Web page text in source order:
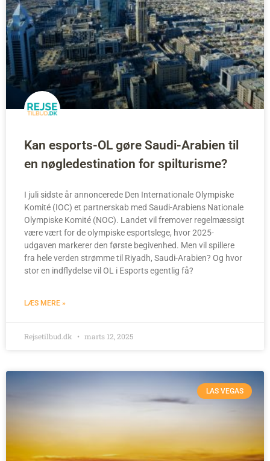
Kan esports-OL gøre Saudi-Arabien til
en nøgledestination for spilturisme?
I juli sidste år annoncerede Den Internationale Olympiske
Komité (IOC) et partnerskab med Saudi-Arabiens Nationale
Olympiske Komité (NOC). Landet vil fremover regelmæssigt
være vært for de olympiske esportslege, hvor 2025-
udgaven markerer den første begivenhed. Men vil spillere
fra hele verden strømme til Riyadh, Saudi-Arabien? Og hvor
stor en indflydelse vil OL i Esports egentlig få?
LÆS MERE »
Rejsetilbud.dk marts 12, 2025
LAS VEGAS